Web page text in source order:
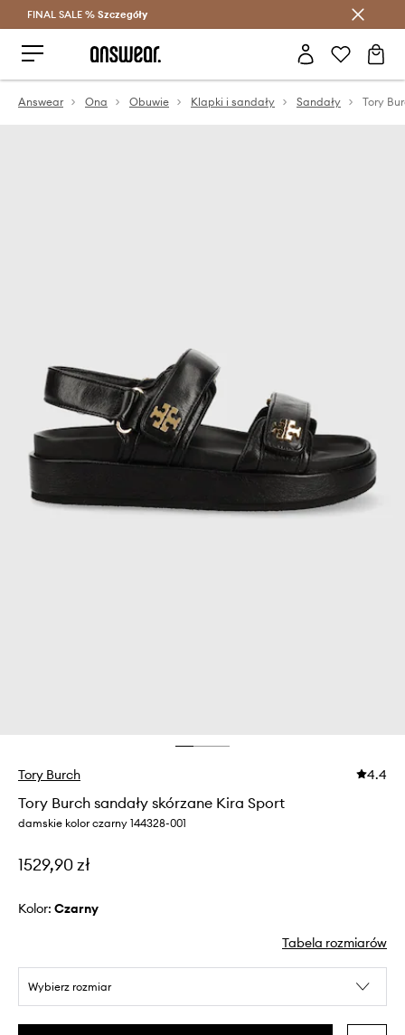
Oszczędzaj z Answear Club >
FINAL SALE % Szczegóły
Answear Ona Obuwie Klapki i sandały Sandały
Tory Burch 4.4
Tory Burch sandały skórzane Kira Sport
damskie kolor czarny 144328-001
1529,90 zł
Kolor: czarny
Tabela rozmiarów
Wybierz rozmiar